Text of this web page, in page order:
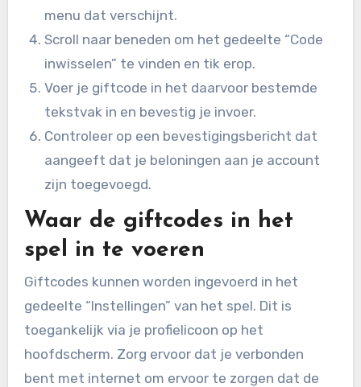
menu dat verschijnt.
Scroll naar beneden om het gedeelte “Code
inwisselen” te vinden en tik erop.
Voer je giftcode in het daarvoor bestemde
tekstvak in en bevestig je invoer.
Controleer op een bevestigingsbericht dat
aangeeft dat je beloningen aan je account
zijn toegevoegd.
Waar de giftcodes in het
spel in te voeren
Giftcodes kunnen worden ingevoerd in het
gedeelte “Instellingen” van het spel. Dit is
toegankelijk via je profielicoon op het
hoofdscherm. Zorg ervoor dat je verbonden
bent met internet om ervoor te zorgen dat de